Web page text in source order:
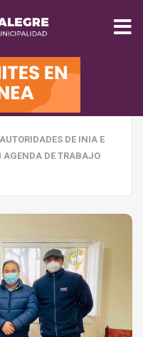
INICIO
MUNICIPALIDAD
SEGURIDAD
TURISMO
MEDIO AMBIENTE
DE INIA E
AGENDA DE TRABAJO